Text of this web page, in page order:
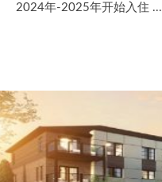
2024年-2025年开始入住 ...